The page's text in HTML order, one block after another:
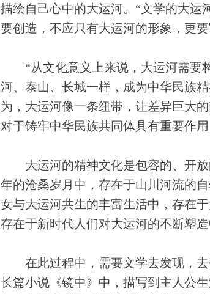
描绘自己心中的大运河。“文学的大运
要创造，不应只有大运河的形象，更要
“从文化意义上来说，大运河需要
河、泰山、长城一样，成为中华民族
为，大运河像一条纽带，让差异巨大
对于铸牢中华民族共同体具有重要作用
大运河的精神文化是包容的、开放
年的沧桑岁月中，存在于山川河流的
女与大运河共生的丰富生活中，存在
存在于新时代人们对大运河的不断塑造
在此过程中，需要文学去发现，去
长篇小说《镜中》中，描写到主人公